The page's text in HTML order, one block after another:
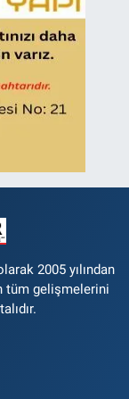
2005 yılından
tüm gelişmelerini